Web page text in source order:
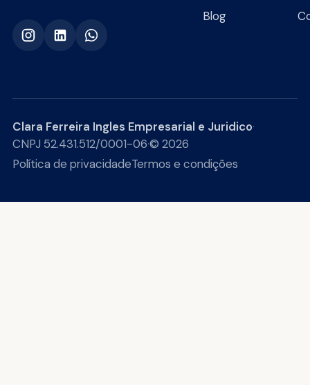
Blog
Clara Ferreira Ingles Empresarial e Juridico·
CNPJ 52.431.512/0001-06·© 2026
Política de privacidadeTermos e condições